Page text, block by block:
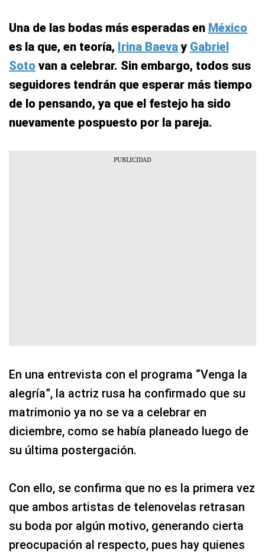
Una de las bodas más esperadas en México
es la que, en teoría, Irina Baevay Gabriel
Soto van a celebrar. Sin embargo, todos sus
seguidores tendrán que esperar más tiempo
de lo pensando, ya que el festejo ha sido
nuevamente pospuesto por la pareja.
En una entrevista con el programa “Venga la
alegría”, la actriz rusa ha confirmado que su
matrimonio ya no se va a celebrar en
diciembre, como se había planeado luego de
su última postergación.
Con ello, se confirma que no es la primera vez
que ambos artistas de telenovelas retrasan
su boda por algún motivo, generando cierta
preocupación al respecto, pues hay quienes